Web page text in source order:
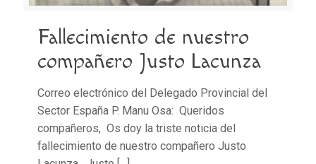
Fallecimiento de nuestro
compañero Justo Lacunza
Correo electrónico del Delegado Provincial del
Sector España P. Manu Osa: Queridos
compañeros, Os doy la triste noticia del
fallecimiento de nuestro compañero Justo